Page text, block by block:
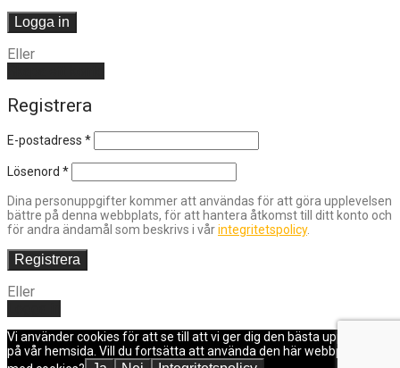
Logga in
Eller
Registrera
E-postadress *
Lösenord *
Dina personuppgifter kommer att användas för att göra upplevelsen
bättre på denna webbplats, för att hantera åtkomst till ditt konto och
för andra ändamål som beskrivs i vårintegritetspolicy.
Registrera
Eller
Vi använder cookies för att se till att vi ger dig den bästa upplevelsen
på vår hemsida. Vill du fortsätta att använda den här webbplatsen